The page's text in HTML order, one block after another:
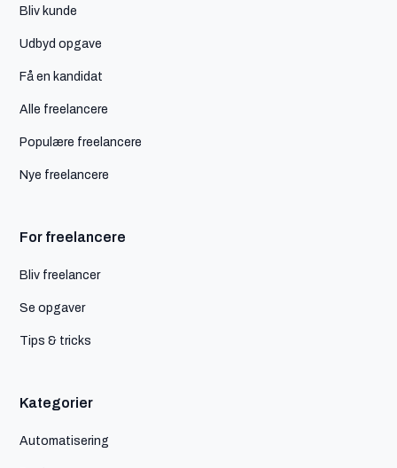
Bliv kunde
Udbyd opgave
Få en kandidat
Alle freelancere
Populære freelancere
Nye freelancere
For freelancere
Bliv freelancer
Se opgaver
Tips & tricks
Kategorier
Automatisering